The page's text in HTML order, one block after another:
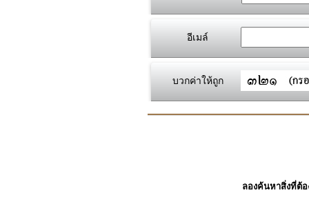
อีเมล์
บวกค่าให้ถูก
ลองค้นหาสิ่งที่ต้อ